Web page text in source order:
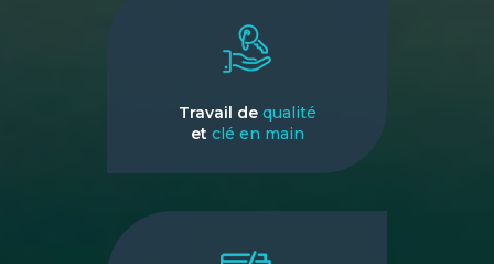
Travail de qualité
et clé en main